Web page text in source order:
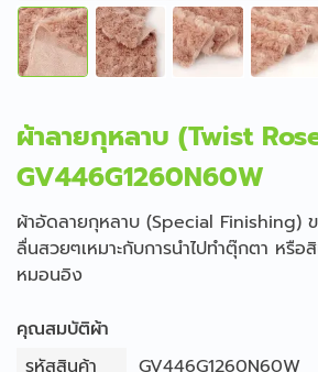
ผ้าลายกุหลาบ (Twist
GV446G1260N60W
ผ้าอัดลายกุหลาบ (Special Finishing)
ลื่นสวยๆเหมาะกับการนำไปทำตุ๊กตา หรือ
หมอนอิง
คุณสมบัติผ้า
รหัสสินค้า
GV446G1260N60W